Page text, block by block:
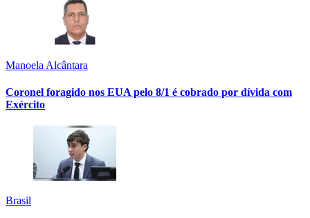
Manoela Alcântara
Coronel foragido nos EUA pelo 8/1 é cobrado por dívida com
Exército
Brasil